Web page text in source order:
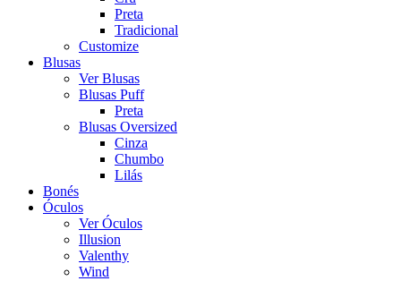
Preta
Tradicional
Customize
Blusas
Ver Blusas
Blusas Puff
Preta
Blusas Oversized
Cinza
Chumbo
Lilás
Bonés
Óculos
Ver Óculos
Illusion
Valenthy
Wind